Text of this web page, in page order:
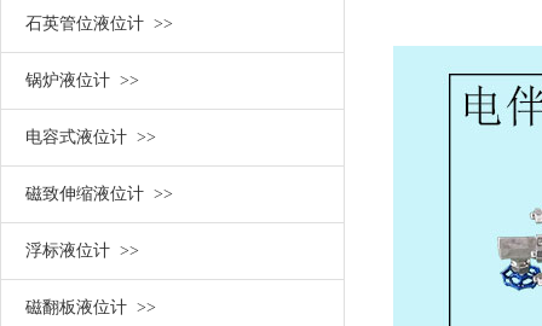
石英管位液位计 >>
锅炉液位计 >>
电容式液位计 >>
磁致伸缩液位计 >>
浮标液位计 >>
磁翻板液位计 >>